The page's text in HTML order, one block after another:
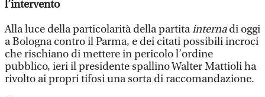
l’intervento
Alla luce della particolarità della partitainternadi oggi
a Bologna contro il Parma, e dei citati possibili incroci
che rischiano di mettere in pericolo l’ordine
pubblico, ieri il presidente spallino Walter Mattioli ha
rivolto ai propri tifosi una sorta di raccomandazione.